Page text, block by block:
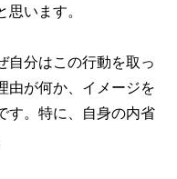
います。
自分はこの行動を取っ
由が何か、イメージを
す。特に、自身の内省